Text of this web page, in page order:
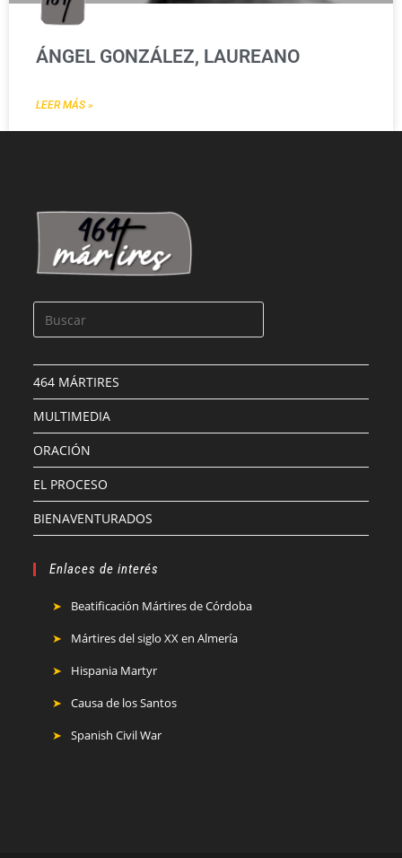
ÁNGEL GONZÁLEZ, LAUREANO
LEER MÁS »
464 MÁRTIRES
MULTIMEDIA
ORACIÓN
EL PROCESO
BIENAVENTURADOS
Enlaces de interés
Beatificación Mártires de Córdoba
Mártires del siglo XX en Almería
Hispania Martyr
Causa de los Santos
Spanish Civil War